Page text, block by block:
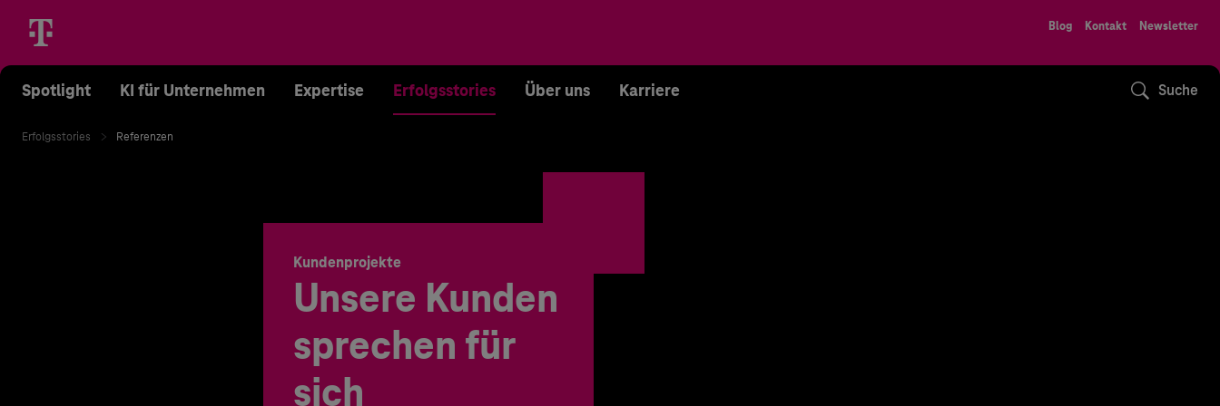
Blog Kontakt Newsletter
Spotlight KI für Unternehmen Expertise Erfolgsstories Über uns Karriere Suche
Erfolgsstories Referenzen
Kundenprojekte
Unsere Kunden
sprechen für
sich